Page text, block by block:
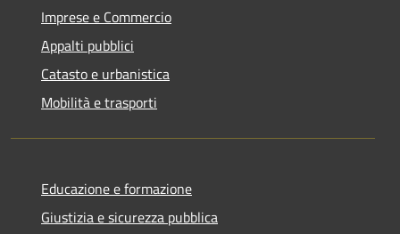
Imprese e Commercio
Appalti pubblici
Catasto e urbanistica
Mobilità e trasporti
Educazione e formazione
Giustizia e sicurezza pubblica